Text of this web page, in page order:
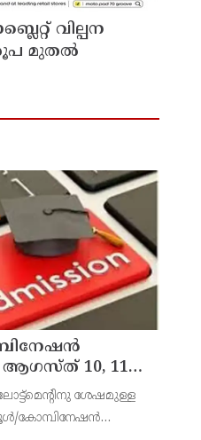
വില്പന
രൂപ മുതൽ
10, 11
ശേഷമുള്ള
കോമ്പിനേഷൻ